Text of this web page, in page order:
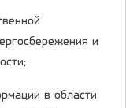
и
в области